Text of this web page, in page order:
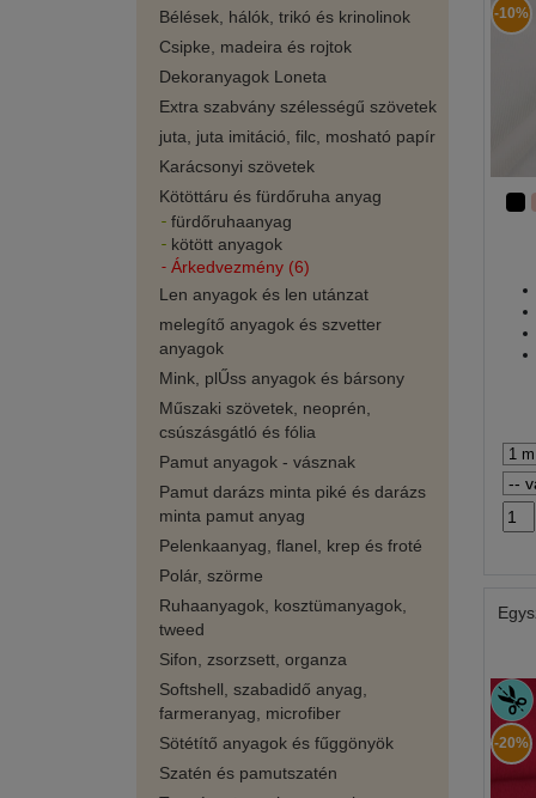
Bélések, hálók, trikó és krinolinok
Csipke, madeira és rojtok
Dekoranyagok Loneta
Extra szabvány szélességű szövetek
juta, juta imitáció, filc, mosható papír
Karácsonyi szövetek
Kötöttáru és fürdőruha anyag
fürdőruhaanyag
kötött anyagok
Árkedvezmény (6)
Len anyagok és len utánzat
melegítő anyagok és szvetter
anyagok
Mink, plŰss anyagok és bársony
Műszaki szövetek, neoprén,
csúszásgátló és fólia
Pamut anyagok - vásznak
Pamut darázs minta piké és darázs
minta pamut anyag
Pelenkaanyag, flanel, krep és froté
Polár, szörme
Ruhaanyagok, kosztümanyagok,
tweed
Sifon, zsorzsett, organza
Softshell, szabadidő anyag,
farmeranyag, microfiber
Sötétítő anyagok és fűggönyök
Szatén és pamutszatén
-10%
-20%